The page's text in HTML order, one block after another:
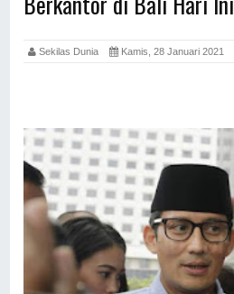
Sekilas Dunia Kamis, 28 Januari 2021